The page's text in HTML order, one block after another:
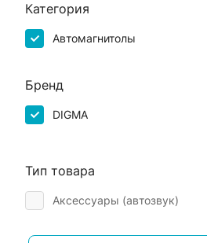
Категория
Автомагнитолы
Бренд
DIGMA
Тип товара
Аксессуары (автозвук)